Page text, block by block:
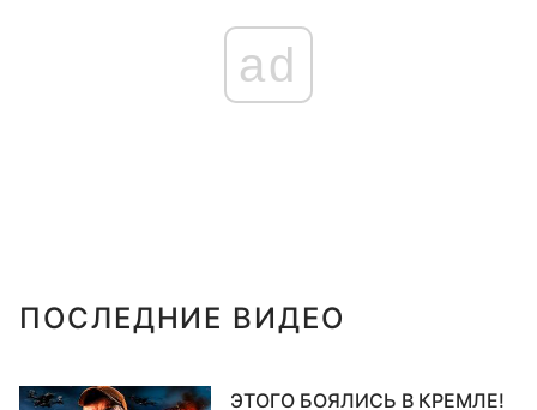
ad
ПОСЛЕДНИЕ ВИДЕО
ЭТОГО БОЯЛИСЬ В КРЕМЛЕ!